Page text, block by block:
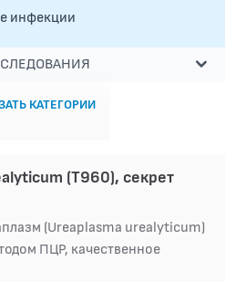
инфекции
КАТЕГОРИИ
(T960), секрет
(Ureaplasma urealyticum)
ПЦР, качественное